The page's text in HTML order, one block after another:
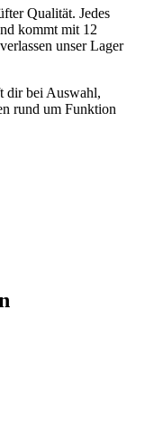
Qualität. Jedes
kommt mit 12
unser Lager
dir bei Auswahl,
rund um Funktion